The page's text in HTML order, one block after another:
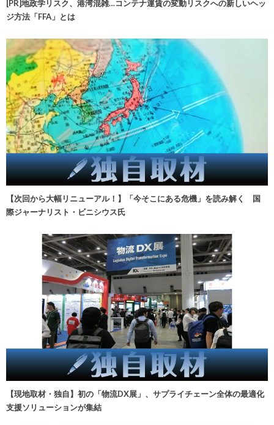
[PR]地政学リスク、港湾混雑…コンテナ運賃の変動リスクへの新しいヘッ
ジ方法「FFA」とは
【次回から大幅リニューアル！】「今そこにある危機」を読み解く 国
際ジャーナリスト・ビニシウス氏
【現地取材・独自】初の「物流DX展」、サプライチェーン全体の最適化
支援ソリューションが集結